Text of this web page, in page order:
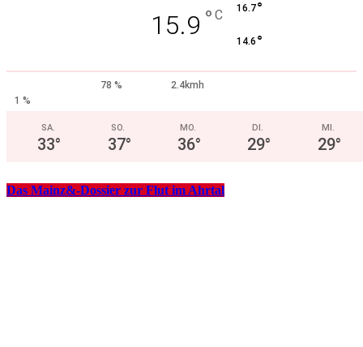
15.9 ° C 16.7°
14.6 °
78 %
2.4kmh
1 %
SA.
33°
SO.
37°
MO.
36°
DI.
29°
MI.
29°
Das Mainz&-Dossier zur Flut im Ahrtal